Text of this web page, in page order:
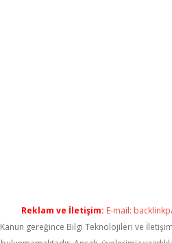
Reklam ve İletişim: E-mail:
Kanun gereğince Bilgi Teknolojileri ve